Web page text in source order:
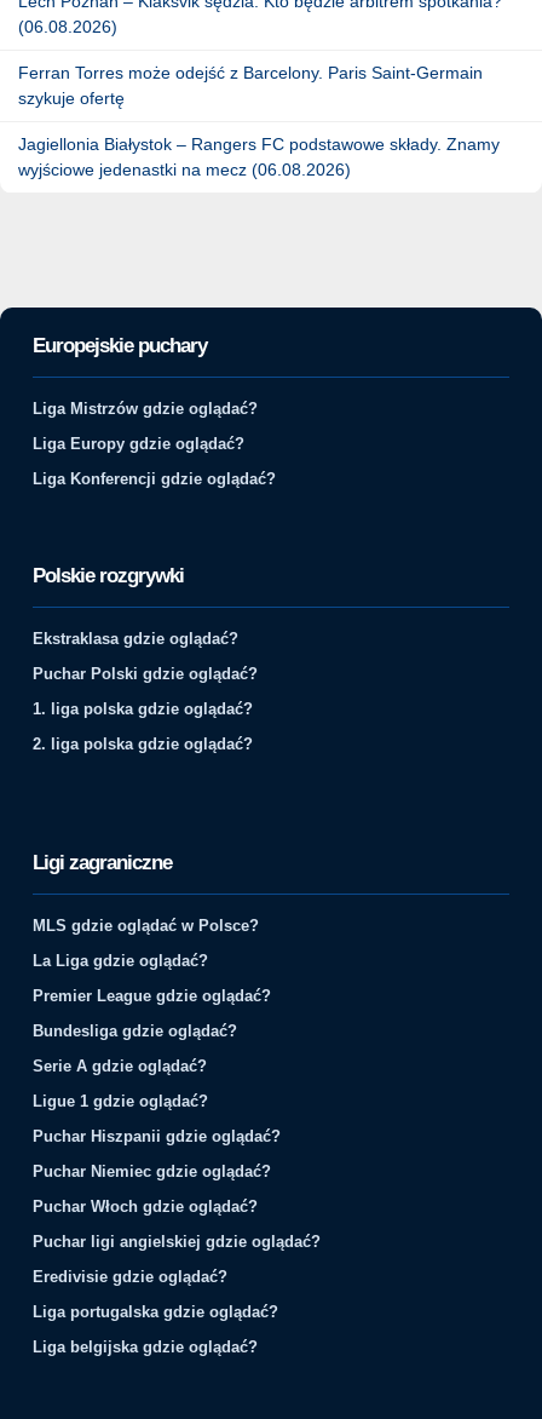
(06.08.2026)
Ferran Torres może odejść z Barcelony. Paris Saint-Germain
szykuje ofertę
Jagiellonia Białystok – Rangers FC podstawowe składy. Znamy
wyjściowe jedenastki na mecz (06.08.2026)
Europejskie puchary
Liga Mistrzów gdzie oglądać?
Liga Europy gdzie oglądać?
Liga Konferencji gdzie oglądać?
Polskie rozgrywki
Ekstraklasa gdzie oglądać?
Puchar Polski gdzie oglądać?
1. liga polska gdzie oglądać?
2. liga polska gdzie oglądać?
Ligi zagraniczne
MLS gdzie oglądać w Polsce?
La Liga gdzie oglądać?
Premier League gdzie oglądać?
Bundesliga gdzie oglądać?
Serie A gdzie oglądać?
Ligue 1 gdzie oglądać?
Puchar Hiszpanii gdzie oglądać?
Puchar Niemiec gdzie oglądać?
Puchar Włoch gdzie oglądać?
Puchar ligi angielskiej gdzie oglądać?
Eredivisie gdzie oglądać?
Liga portugalska gdzie oglądać?
Liga belgijska gdzie oglądać?